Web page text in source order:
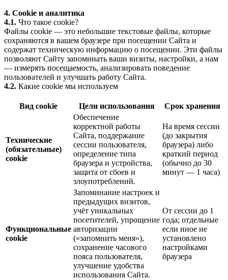
4. Cookie и аналитика
4.1. Что такое cookie?
Файлы cookie — это небольшие текстовые файлы, которые
сохраняются в вашем браузере при посещении Сайта и
содержат техническую информацию о посещении. Эти файлы
позволяют Сайту запоминать ваши визиты, настройки, а нам
— измерять посещаемость, анализировать поведение
пользователей и улучшать работу Сайта.
4.2. Какие cookie мы используем
Вид cookie Цели использования Срок хранения
Технические
(обязательные)
cookie
Обеспечение
корректной работы
Сайта, поддержание
сессии пользователя,
определение типа
браузера и устройства,
защита от сбоев и
злоупотреблений.
На время сессии
(до закрытия
браузера) либо
краткий период
(обычно до 30
минут — 1 часа)
Функциональные
cookie
Запоминание настроек и
предыдущих визитов,
учёт уникальных
посетителей, упрощение
авторизации
(«запомнить меня»),
сохранение часового
пояса пользователя,
улучшение удобства
использования Сайта.
От сессии до 1
года; отдельные
если иное не
установлено
настройками
браузера